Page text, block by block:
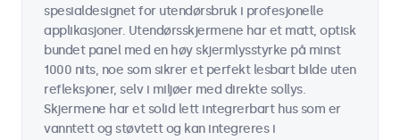
spesialdesignet for utendørsbruk i profesjonelle
applikasjoner. Utendørsskjermene har et matt, optisk
bundet panel med en høy skjermlysstyrke på minst
1000 nits, noe som sikrer et perfekt lesbart bilde uten
refleksjoner, selv i miljøer med direkte sollys.
Skjermene har et solid lett integrerbart hus som er
vanntett og støvtett og kan integreres i